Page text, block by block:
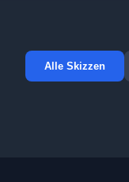
Alle Skizzen